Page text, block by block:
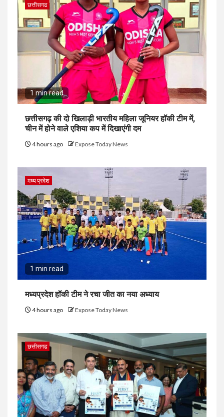
छत्तीसगढ
1 min read
छत्तीसगढ़ की दो खिलाड़ी भारतीय महिला जूनियर हॉकी टीम में,
चीन में होने वाले एशिया कप में दिखाएंगी दम
4 hours ago Expose Today News
मध्य प्रदेश
1 min read
मध्यप्रदेश हॉकी टीम ने रचा जीत का नया अध्याय
4 hours ago Expose Today News
छत्तीसगढ